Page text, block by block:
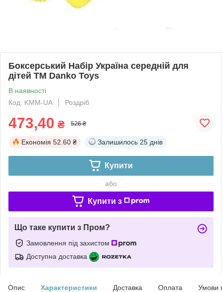
Боксерський Набір Україна середній для
дітей ТМ Danko Toys
В наявності
Код: KMM-UA
Роздріб
473,40 ₴ 526 ₴
Економія 52.60 ₴ Залишилось 25 днів
Купити
або
Купити з
Що таке купити з Пром?
Замовлення під захистом
Доступна доставка
Опис Характеристики Доставка Оплата Умови